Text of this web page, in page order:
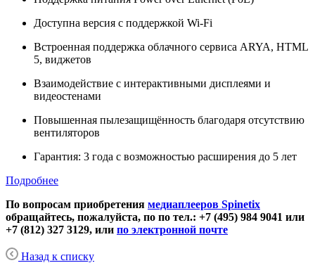
Доступна версия с поддержкой Wi-Fi
Встроенная поддержка облачного сервиса ARYA, HTML
5, виджетов
Взаимодействие с интерактивными дисплеями и
видеостенами
Повышенная пылезащищённость благодаря отсутствию
вентиляторов
Гарантия: 3 года с возможностью расширения до 5 лет
Подробнее
По вопросам приобретения медиаплееров Spinetix
обращайтесь, пожалуйста, по по тел.: +7 (495) 984 9041 или
+7 (812) 327 3129, или по электронной почте
Назад к списку